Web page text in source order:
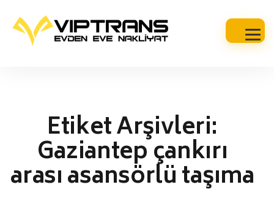
Etiket Arşivleri:
Gaziantep çankırı
arası asansörlü taşıma